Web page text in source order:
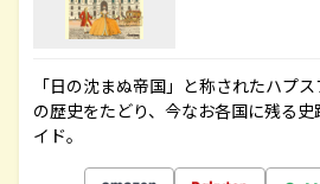
「日の沈まぬ帝国」と称されたハプ
の歴史をたどり、今なお各国に残る
イド。